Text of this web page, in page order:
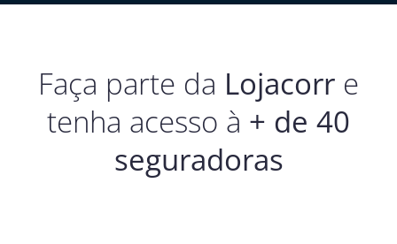
Faça parte da Lojacorr e
tenha acesso à + de 40
seguradoras